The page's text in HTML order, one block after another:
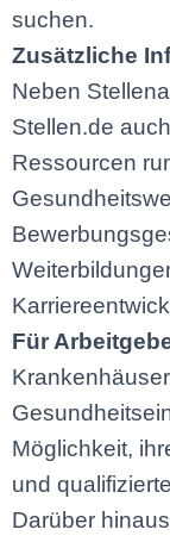
suchen.
Zusätzliche
Neben
Stellen.de
Ressourcen
Für
Möglichkeit,
und
Darüber